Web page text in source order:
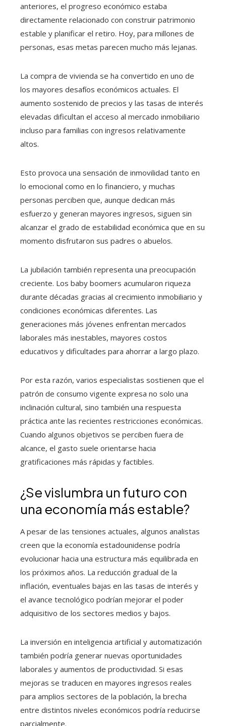
anteriores, el progreso económico estaba
directamente relacionado con construir patrimonio
estable y planificar el retiro. Hoy, para millones de
personas, esas metas parecen mucho más lejanas.
La compra de vivienda se ha convertido en uno de
los mayores desafíos económicos actuales. El
aumento sostenido de precios y las tasas de interés
elevadas dificultan el acceso al mercado inmobiliario
incluso para familias con ingresos relativamente
altos.
Esto provoca una sensación de inmovilidad tanto en
lo emocional como en lo financiero, y muchas
personas perciben que, aunque dedican más
esfuerzo y generan mayores ingresos, siguen sin
alcanzar el grado de estabilidad económica que en su
momento disfrutaron sus padres o abuelos.
La jubilación también representa una preocupación
creciente. Los baby boomers acumularon riqueza
durante décadas gracias al crecimiento inmobiliario y
condiciones económicas diferentes. Las
generaciones más jóvenes enfrentan mercados
laborales más inestables, mayores costos
educativos y dificultades para ahorrar a largo plazo.
Por esta razón, varios especialistas sostienen que el
patrón de consumo vigente expresa no solo una
inclinación cultural, sino también una respuesta
práctica ante las recientes restricciones económicas.
Cuando algunos objetivos se perciben fuera de
alcance, el gasto suele orientarse hacia
gratificaciones más rápidas y factibles.
¿Se vislumbra un futuro con
una economía más estable?
A pesar de las tensiones actuales, algunos analistas
creen que la economía estadounidense podría
evolucionar hacia una estructura más equilibrada en
los próximos años. La reducción gradual de la
inflación, eventuales bajas en las tasas de interés y
el avance tecnológico podrían mejorar el poder
adquisitivo de los sectores medios y bajos.
La inversión en inteligencia artificial y automatización
también podría generar nuevas oportunidades
laborales y aumentos de productividad. Si esas
mejoras se traducen en mayores ingresos reales
para amplios sectores de la población, la brecha
entre distintos niveles económicos podría reducirse
parcialmente.